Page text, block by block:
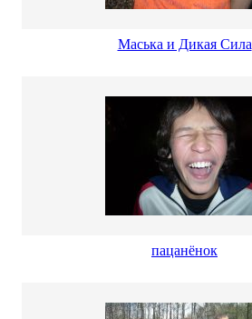
Маська и Дикая Сила
пацанёнок